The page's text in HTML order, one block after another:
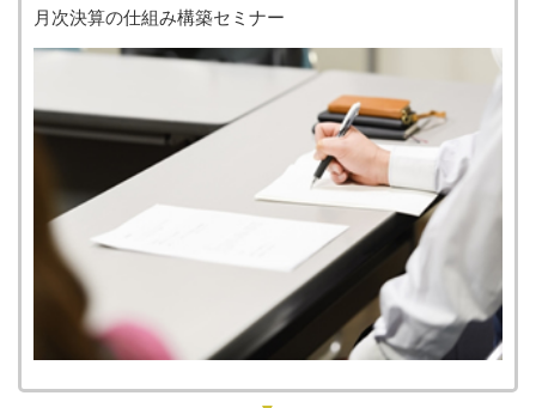
月次決算の仕組み構築セミナー